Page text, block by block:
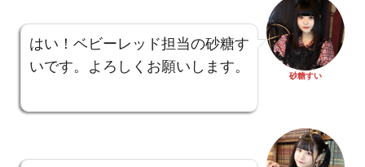
はい！ベビーレッド担当の砂糖す
いです。よろしくお願いします。
砂糖すい